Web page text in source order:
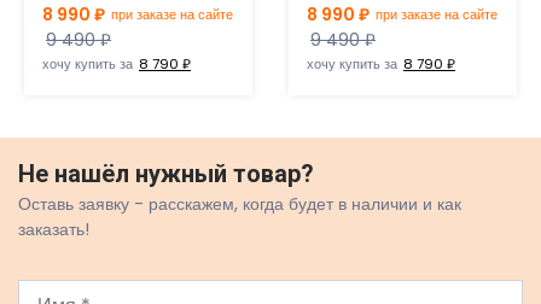
8 990 ₽ при заказе на сайте
9 490 ₽
хочу купить за 8 790 ₽
8 990 ₽ при заказе на сайте
9 490 ₽
хочу купить за 8 790 ₽
Не нашёл нужный товар?
Оставь заявку - расскажем, когда будет в наличии и как
заказать!